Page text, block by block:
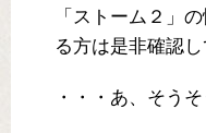
「ストーム２」
る方は是非確認
・・・あ、そうそ